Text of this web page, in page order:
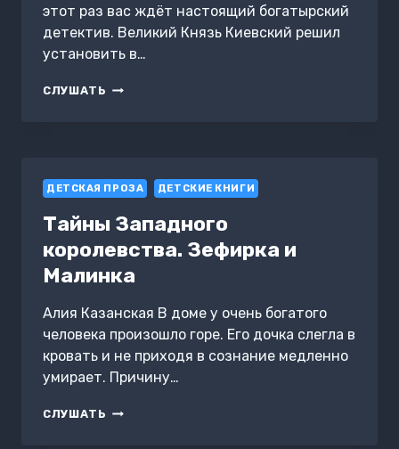
этот раз вас ждёт настоящий богатырский
детектив. Великий Князь Киевский решил
установить в…
СЛУШАТЬ ТРИ
ПРОПАВШАЯ
ДЕТСКАЯ ПРОЗА ДЕТСКИЕ КНИГИ
Тайны Западного
королевства. Зефирка и
Малинка
Алия Казанская В доме у очень богатого
человека произошло горе. Его дочка слегла в
кровать и не приходя в сознание медленно
умирает. Причину…
СЛУШАТЬ ТАЙНЫ